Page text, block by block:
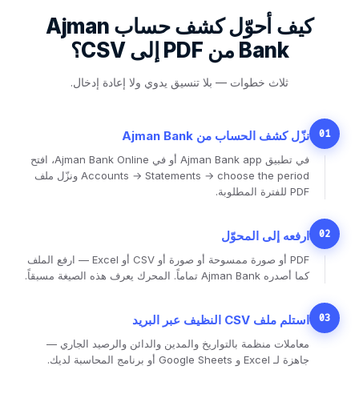
كيف أحوّل كشف حساب Ajman
Bank من PDF إلى CSV؟
ثلاث خطوات — بلا تنسيق يدوي ولا إعادة إدخال.
01 نزّل كشف الحساب من Ajman Bank
في تطبيق Ajman Bank app أو في Ajman Bank Online، افتح
Accounts → Statements → choose the period ونزّل ملف
PDF للفترة المطلوبة.
02 ارفعه إلى المحوّل
PDF أو صورة ممسوحة أو صورة أو CSV أو Excel — ارفع الملف
كما أصدره Ajman Bank تماماً. المحرك يعرف هذه الصيغة مسبقاً.
03 استلم ملف CSV النظيف عبر البريد
معاملات منظمة بالتواريخ والمدين والدائن والرصيد الجاري —
جاهزة لـ Excel و Google Sheets أو برنامج المحاسبة لديك.